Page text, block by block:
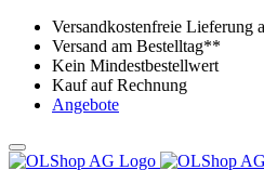
Versandkostenfreie Lieferung
Versand am Bestelltag**
Kein Mindestbestellwert
Kauf auf Rechnung
Angebote